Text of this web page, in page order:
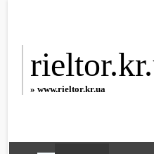
» www.rieltor.kr.ua